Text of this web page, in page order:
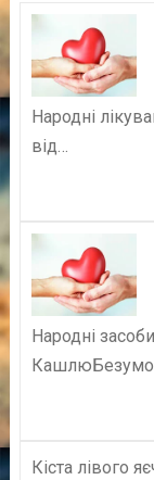
Народні
від…
Народні
Кіста лівого